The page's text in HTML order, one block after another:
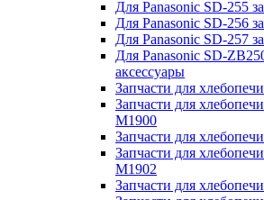
Для Panasonic SD-255
Для Panasonic SD-256
Для Panasonic SD-257
Для Panasonic SD-
аксессуары
Запчасти для
Запчасти для
M1900
Запчасти для
Запчасти для
M1902
Запчасти для